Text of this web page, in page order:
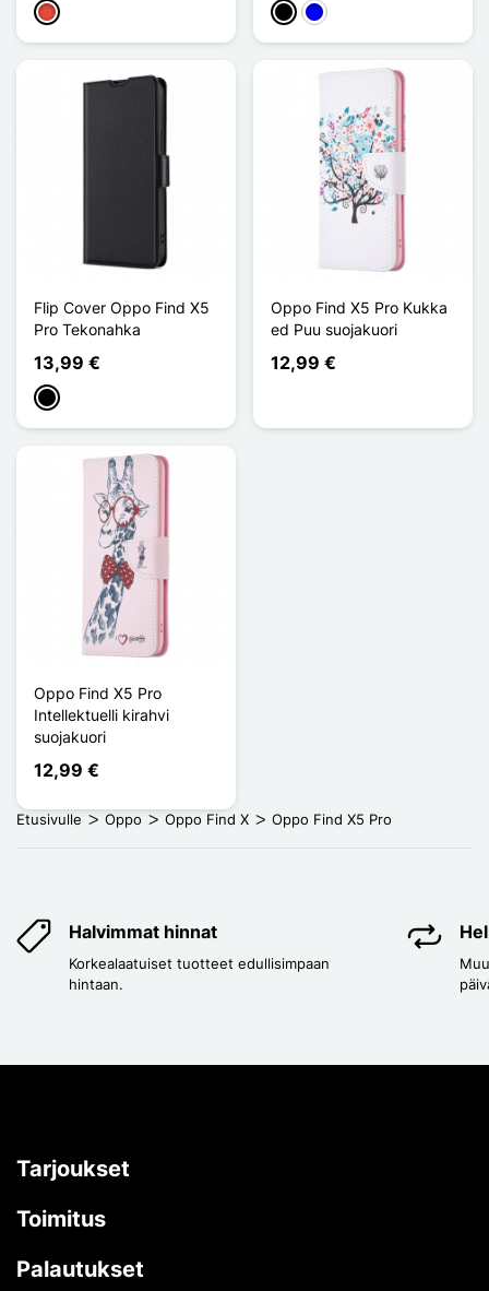
Punainen MustaSininen
Flip Cover Oppo Find X5
Pro Tekonahka
13,99 €
Musta
Oppo Find X5 Pro Kukka
ed Puu suojakuori
12,99 €
Oppo Find X5 Pro
Intellektuelli kirahvi
suojakuori
12,99 €
Etusivulle Oppo Oppo Find X Oppo Find X5 Pro
Halvimmat hinnat
Korkealaatuiset tuotteet edullisimpaan
hintaan.
Tarjoukset
Toimitus
Palautukset